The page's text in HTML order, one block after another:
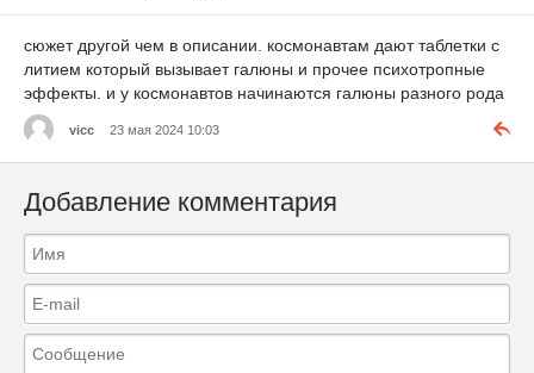
сюжет другой чем в описании. космонавтам дают таблетки с
литием который вызывает галюны и прочее психотропные
эффекты. и у космонавтов начинаются галюны разного рода
vicc 23 мая 2024 10:03
Добавление комментария